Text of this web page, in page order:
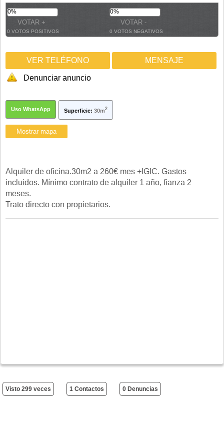
0%
0 VOTOS POSITIVOS
0%
0 VOTOS NEGATIVOS
VER TELÉFONO MENSAJE
Denunciar anuncio
Uso WhatsApp Superficie: 30m2
Alquiler de oficina.30m2 a 260€ mes +IGIC. Gastos
incluidos. Mínimo contrato de alquiler 1 año, fianza 2
meses.
Trato directo con propietarios.
Visto 299 veces 1 Contactos 0 Denuncias